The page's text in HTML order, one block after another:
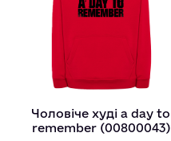
Чоловіче худі a day to
remember (00800043)